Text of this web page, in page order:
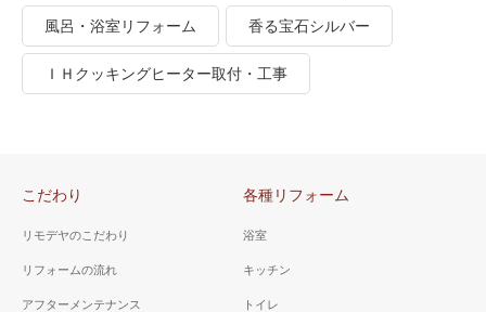
風呂・浴室リフォーム 香る宝石シルバー
ＩＨクッキングヒーター取付・工事
こだわり
リモデヤのこだわり
リフォームの流れ
アフターメンテナンス
各種リフォーム
浴室
キッチン
トイレ